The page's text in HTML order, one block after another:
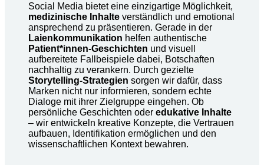
Social Media bietet eine einzigartige Möglichkeit,
medizinische Inhalte verständlich und emotional
ansprechend zu präsentieren. Gerade in der
Laienkommunikation helfen authentische
Patient*innen-Geschichten und visuell
aufbereitete Fallbeispiele dabei, Botschaften
nachhaltig zu verankern. Durch gezielte
Storytelling-Strategien sorgen wir dafür, dass
Marken nicht nur informieren, sondern echte
Dialoge mit ihrer Zielgruppe eingehen. Ob
persönliche Geschichten oder edukative Inhalte
– wir entwickeln kreative Konzepte, die Vertrauen
aufbauen, Identifikation ermöglichen und den
wissenschaftlichen Kontext bewahren.